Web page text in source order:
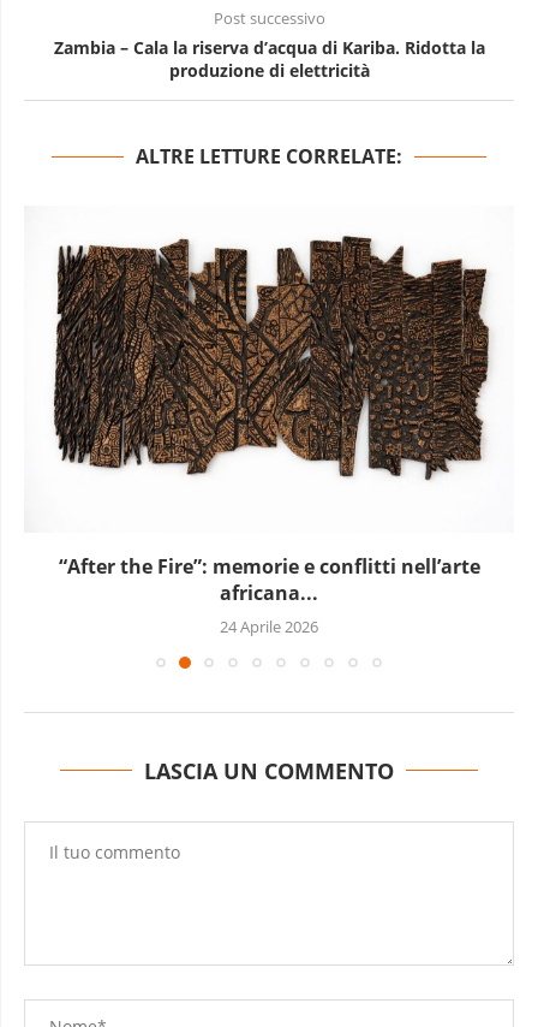
Post successivo
Zambia – Cala la riserva d’acqua di Kariba. Ridotta la
produzione di elettricità
ALTRE LETTURE CORRELATE:
“Ai Confini”: l’anima delle terre remote in mostra...
17 Aprile 2026